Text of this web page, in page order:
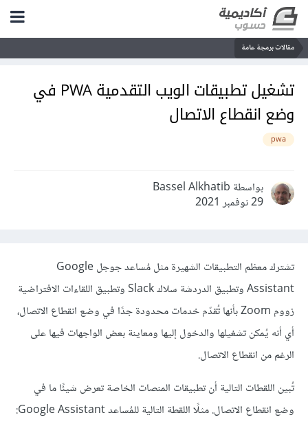
مقالات برمجة عامة
تشغيل تطبيقات الويب التقدمية PWA في
وضع انقطاع الاتصال
pwa
بواسطة Bassel Alkhatib
29 نوفمبر 2021
تشترك معظم التطبيقات الشهيرة مثل مُساعد جوجل Google
Assistant وتطبيق الدردشة سلاك Slack وتطبيق اللقاءات الافتراضية
زووم Zoom بأنها تُقدّم خدمات محدودة جدًا في وضع انقطاع الاتصال،
أي أنه يُمكن تشغيلها والدخول إليها ومعاينة بعض الواجهات فيها على
الرغم من انقطاع الاتصال.
تُبين اللقطات التالية أن تطبيقات المنصات الخاصة تعرض شيئًا ما في
وضع انقطاع الاتصال. مثلًا اللقطة التالية للمُساعد Google Assistant: